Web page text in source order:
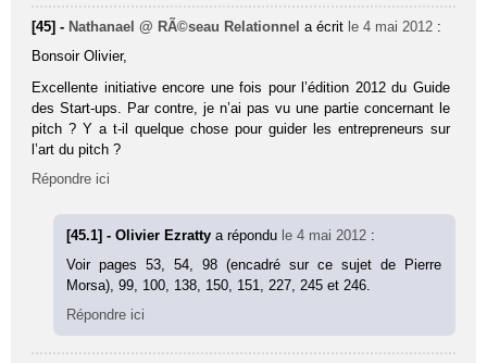
[45] - Nathanael @ RÃ©seau Relationnel a écrit le 4 mai 2012 :
Bonsoir Oli­vier,
Excellente initiative encore une fois pour l’édition 2012 du Guide
des Start-ups. Par contre, je n’ai pas vu une partie concernant le
pitch ? Y a t-il quelque chose pour guider les entrepreneurs sur
l’art du pitch ?
Répondre ici
[45.1] - Olivier Ezrattya répondu le 4 mai 2012 :
Voir pages 53, 54, 98 (enca­dré sur ce sujet de Pierre
Morsa), 99, 100, 138, 150, 151, 227, 245 et 246.
Répondre ici